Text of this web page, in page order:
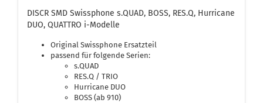
DISCR SMD Swissphone s.QUAD, BOSS, RES.Q, Hurricane
DUO, QUATTRO i-Modelle
Original Swissphone Ersatzteil
passend für folgende Serien:
s.QUAD
RES.Q / TRIO
Hurricane DUO
BOSS (ab 910)